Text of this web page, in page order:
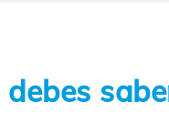
debes